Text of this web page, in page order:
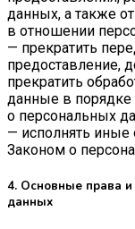
данных, а также
в отношении
— прекратить
предоставление,
прекратить
данные в порядке
о персональных
— исполнять иные
Законом о
4. Основные права и
данных